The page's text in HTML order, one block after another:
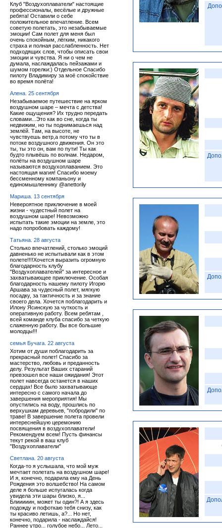
Клуб "Воздухоплаватели" настоящие
профессионалы, весёлые и дружные
ребята! Оставили о себе
положительное впечатление. Всем
советую полетать, это незабываемые
эмоции! Сам полет для меня был
очень спокойным, лёгким, никакого
страха и полная расслабленность. Нет
подходящих слов, чтобы описать свои
эмоции и чувства. Я ни о чем не
думала, наслаждалась пейзажами и
шумом горелки:) Отдельное Спасибо
пилоту Владимиру за моё спокойствие
во время полёта!
Алена. 25 сентября
Незабываемое путешествие на ярком
воздушном шаре – мечта с детства!
Какие ощущения? Их трудно передать
словами...Это как во сне, когда ты
недвижим, но ты поднимаешься над
землёй. Там, на высоте, не
чувствуешь ветр,а потому что ты в
потоке воздушного движения. Он это
ты, ты это он, вам по пути! Ты как
будто плывёшь по волнам. Недаром,
полёты на воздушном шаре
называются воздухоплаванием. Это
настоящая магия! Спасибо моему
бессменному компаньону и
единомышленнику @anettorily
Мариша. 13 сентября
Невероятное приключение в моей
жизни - чудестный полет на
воздушном шаре! Невозможно
испытать такие эмоции на земле, это
надо попробовать каждому!
Татьяна. 28 августа
Столько впечатлений, столько эмоций
давненько не испытывали как в этом
полете!!!!Хочется выразить огромную
благодарность клубу
"Воздухоплавателей" за интересное и
захватывающее приключение. Особая
благодарность нашему пилоту Игорю
Аршава за чудесный полет, мягкую
посадку, за тактичность и за знание
своего дела. Хочется поблагодарить и
Илону Ясинскую за чуткость и
оперативную работу. Всем ребятам ,
всей команде клуба спасибо за четкую
слаженную работу. Вы все большие
молодцы!!!
семья Бучага. 22 августа
Хотим от души поблагодарить за
прекрасный полет! Спасибо за
мастерство, любовь и преданность
делу. Результат Ваших стараний
превзошел все наши ожидания! Этот
полет навсегда останется в наших
сердцах! Все было захватывающе
интересно с самого начала до
завершения мероприятия! Мы
опустились на воду, прошлись по
верхушкам деревьев, "побродили" по
траве! В завершение полета провели
интереснейшую церемонию
посвящения в воздухоплаватели!
Рекомендуем всем! Пусть финансы
текут рекой в ваш клуб
"Воздухоплаватели"
Светлана. 20 августа
Когда-то я услышала, что мой муж
мечтает полетать на воздушном шаре!
И я, конечно, подарила ему на День
Рождения это волшебство! На самом
деле я больше испугалась когда
увидела эти шары близко, я...
Блииииин, может ты один?! А я здесь
подожду и пофоткаю тебя снизу, как
ты красиво летишь, а?... Но нет,
конечно, подарила - наслаждайся!
Раннее утро... голубое небо... Лето...